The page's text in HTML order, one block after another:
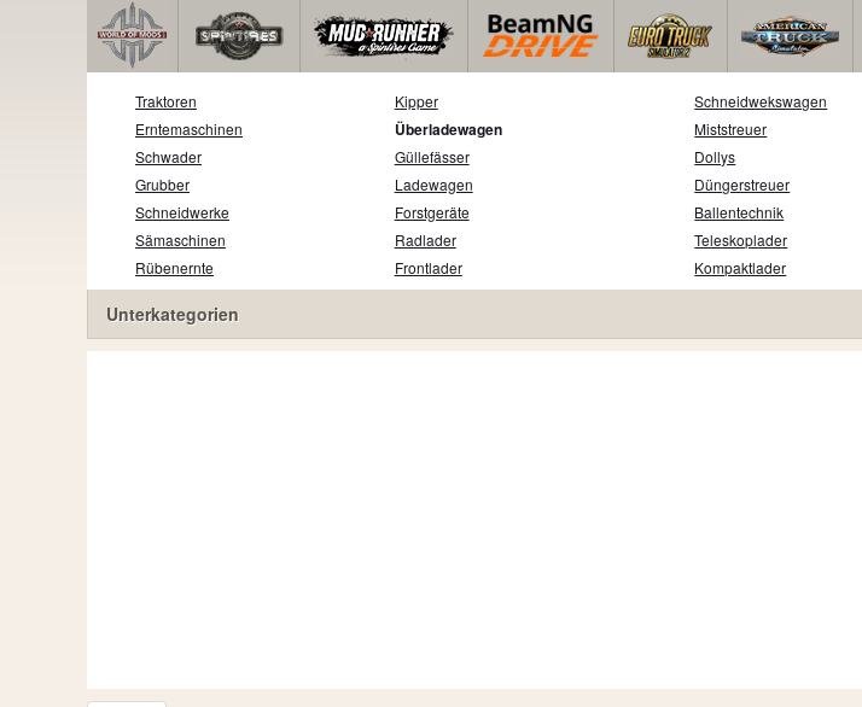
Traktoren
Erntemaschinen
Schwader
Grubber
Schneidwerke
Sämaschinen
Rübenernte
Kipper
Überladewagen
Güllefässer
Ladewagen
Forstgeräte
Radlader
Frontlader
Schneidwekswagen
Miststreuer
Dollys
Düngerstreuer
Ballentechnik
Teleskoplader
Kompaktlader
Unterkategorien